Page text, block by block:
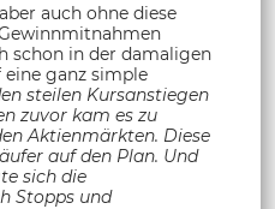
auch ohne diese
schon in der damaligen
ganz simple
steilen Kursanstiegen
zuvor kam es zu
Aktienmärkten. Diese
auf den Plan. Und
sich die
Stopps und